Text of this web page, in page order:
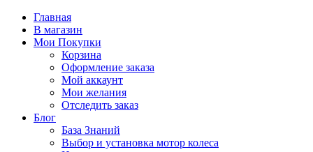
Главная
В магазин
Мои Покупки
Корзина
Оформление заказа
Мой аккаунт
Мои желания
Отследить заказ
Блог
База Знаний
Выбор и установка мотор колеса